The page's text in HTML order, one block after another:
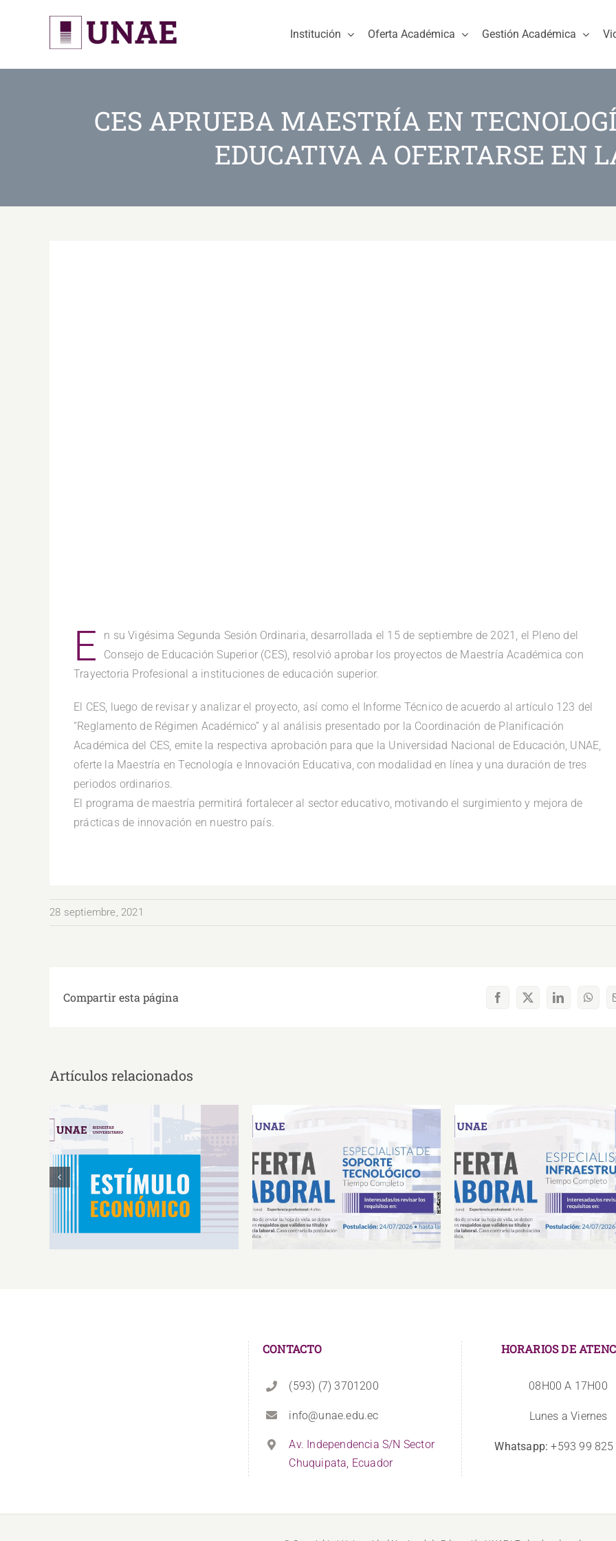
Institución Oferta Académica Gestión Académica
CES APRUEBA MAESTRÍA EN
EDUCATIVA A OFERTARSE EN
E
n su Vigésima Segunda Sesión Ordinaria, desarrollada el 15 de septiembre de 2021, el Pleno del
Consejo de Educación Superior (CES), resolvió aprobar los proyectos de Maestría Académica con
Trayectoria Profesional a instituciones de educación superior.
El CES, luego de revisar y analizar el proyecto, así como el Informe Técnico de acuerdo al artículo 123 del
“Reglamento de Régimen Académico” y al análisis presentado por la Coordinación de Planificación
Académica del CES, emite la respectiva aprobación para que la Universidad Nacional de Educación, UNAE,
oferte la Maestría en Tecnología e Innovación Educativa, con modalidad en línea y una duración de tres
periodos ordinarios.
El programa de maestría permitirá fortalecer al sector educativo, motivando el surgimiento y mejora de
prácticas de innovación en nuestro país.
28 septiembre, 2021
Compartir esta página Facebook
X LinkedIn
Artículos relacionados
Estímulos Económicos para
Deportistas de Alto
Rendimiento IS2026
Oferta Laboral Especialista de
Soporte Tecnológico
Oferta Laboral Especialista
Infraestructura
CONTACTO
(593) (7) 3701200
info@unae.edu.ec
Av. Independencia S/N Sector
Chuquipata, Ecuador
HORARIOS DE
08H00 A 17H00
Lunes a Viernes
Whatsapp: +593 99 825